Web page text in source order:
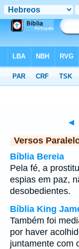
◄
Versos
Bíblia Bereia
Pela fé, a
espias em paz,
desobedientes.
Bíblia King
Também foi
por haver
juntamente com